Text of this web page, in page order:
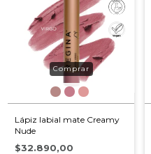
Lápiz labial mate Creamy
Nude
$32.890,00